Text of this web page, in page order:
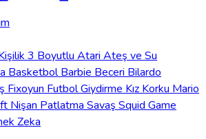
3 Boyutlu Atari Ateş ve Su
BasketbolBarbie Beceri Bilardo
Fixoyun FutbolGiydirme Kız Korku Mario
Nişan Patlatma Savaş Squid Game
Zeka